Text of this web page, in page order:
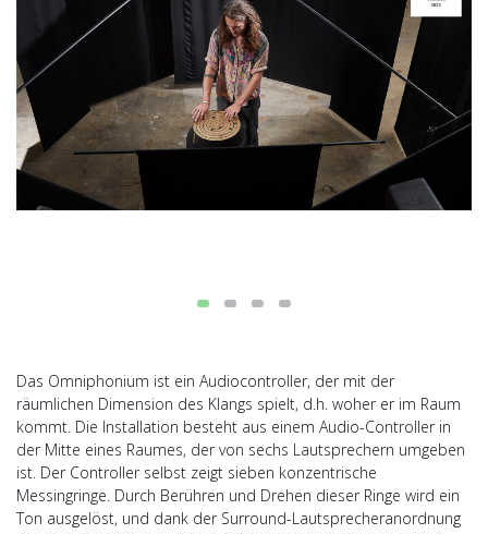
Das Omniphonium ist ein Audiocontroller, der mit der
räumlichen Dimension des Klangs spielt, d.h. woher er im Raum
kommt. Die Installation besteht aus einem Audio-Controller in
der Mitte eines Raumes, der von sechs Lautsprechern umgeben
ist. Der Controller selbst zeigt sieben konzentrische
Messingringe. Durch Berühren und Drehen dieser Ringe wird ein
Ton ausgelöst, und dank der Surround-Lautsprecheranordnung